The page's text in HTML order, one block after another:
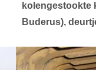
kolengestookte
Buderus),